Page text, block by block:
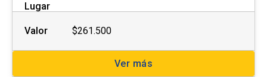
Lugar
Valor $261.500
Ver más